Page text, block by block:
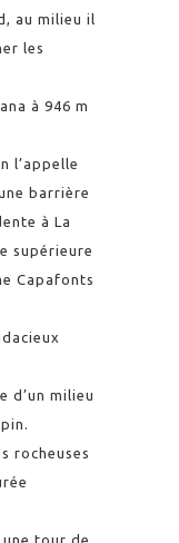
au milieu il
les
à 946 m
l’appelle
barrière
à La
supérieure
Capafonts
d’un milieu
rocheuses
tour de